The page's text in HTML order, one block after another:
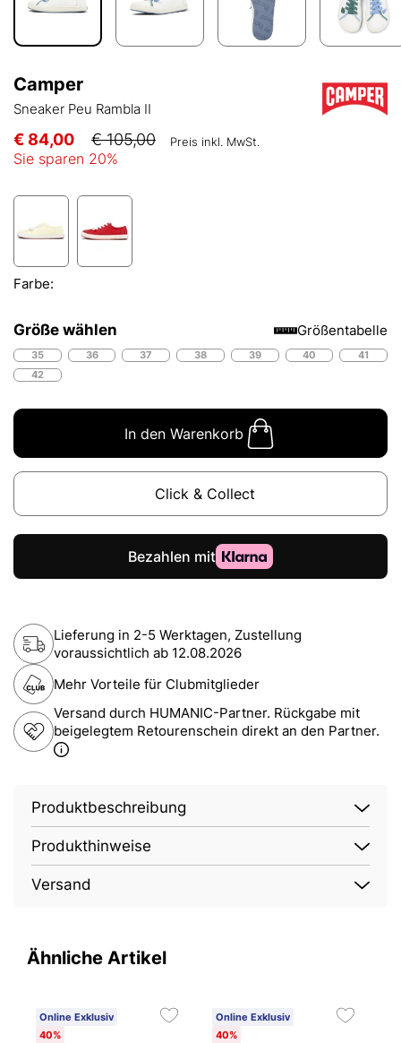
Camper
Sneaker Peu Rambla II
€ 84,00 € 105,00 Preis inkl. MwSt.
Sie sparen 20%
Farbe:
Größe wählen Größentabelle
35 36 37 38 39 40
41
42
In den Warenkorb
Click & Collect
Lieferung in 2-5 Werktagen, Zustellung
voraussichtlich ab 12.08.2026
Mehr Vorteile für Clubmitglieder
Versand durch HUMANIC-Partner. Rückgabe mit
beigelegtem Retourenschein direkt an den Partner.
Produktbeschreibung
Produkthinweise
Versand
Ähnliche Artikel
Online Exklusiv
40%
Online Exklusiv
40%